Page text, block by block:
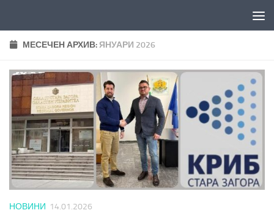
МЕСЕЧЕН АРХИВ:ЯНУАРИ 2026
НОВИНИ 14.01.2026